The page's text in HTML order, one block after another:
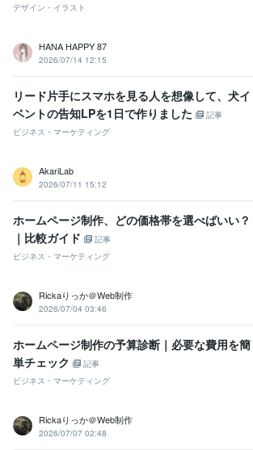
デザイン・イラスト
HANA HAPPY 87
2026/07/14 12:15
リード片手にスマホを見る人を想像して、犬イ
ベントの告知LPを1日で作りました
記事
ビジネス・マーケティング
AkariLab
2026/07/11 15:12
ホームページ制作、どの価格帯を選べばいい？
｜比較ガイド
記事
ビジネス・マーケティング
Rickaりっか＠Web制作
2026/07/04 03:46
ホームページ制作の予算診断｜必要な費用を簡
単チェック
記事
ビジネス・マーケティング
Rickaりっか＠Web制作
2026/07/07 02:48